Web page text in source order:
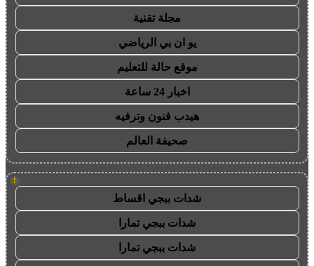
مجلة تقنية
يو ان بي الرياضي
موقع حالة للتعليم
اخبار 24 ساعة
هيدب فنون وترفيه
صحيفة العالم
!
شدات ببجي اقساط
شدات ببجي تمارا
شدات ببجي تمارا